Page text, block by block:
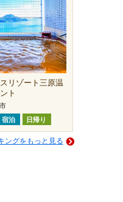
リゾート三原温
ト
宿泊 日帰り
ングをもっと見る